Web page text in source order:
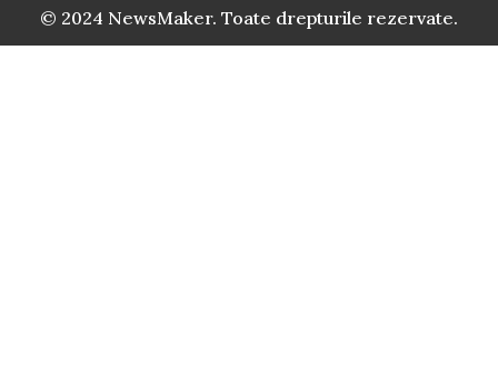
© 2024 NewsMaker. Toate drepturile rezervate.